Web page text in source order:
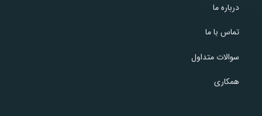
درباره ما
تماس با ما
سوالات متداول
همکاری